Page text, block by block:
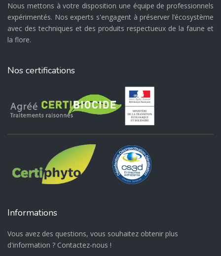
Nous mettons à votre disposition une équipe de professionnels
expérimentés. Nos experts s'engagent à préserver l’écosystème
avec des techniques et des produits respectueux de la faune et
la flore.
Nos certifications
Informations
Vous avez des questions, vous souhaitez obtenir plus
d'information ? Contactez-nous !